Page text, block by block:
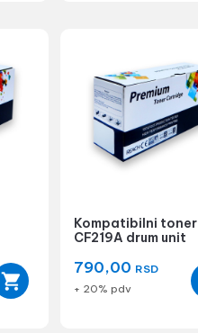
Kompatibilni toner
CF219A drum unit
790,00 RSD
+ 20% pdv